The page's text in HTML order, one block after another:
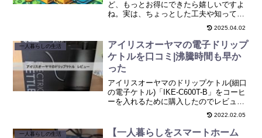
ど、もっとお得にできたら嬉しいですよ
ね。実は、ちょっとした工夫や知ってお
きたいテクニックを使うだけで、いつも
のショッピングがぐっとお得になるんで
す。今回は、Amazonで賢く節約しなが
ら買い物を楽しむ...
2025.04.02
一人暮らしの生活
アイリスオーヤマの電子ドリップ
ケトルを口コミ|沸騰時間も早か
った
アイリスオーヤマのドリップケトル(細口
の電子ケトル)「IKE-C600T-B」をコーヒ
ーを入れるために購入したのでレビュー
2022.02.05
一人暮らしの生活
【一人暮らしをスマートホーム